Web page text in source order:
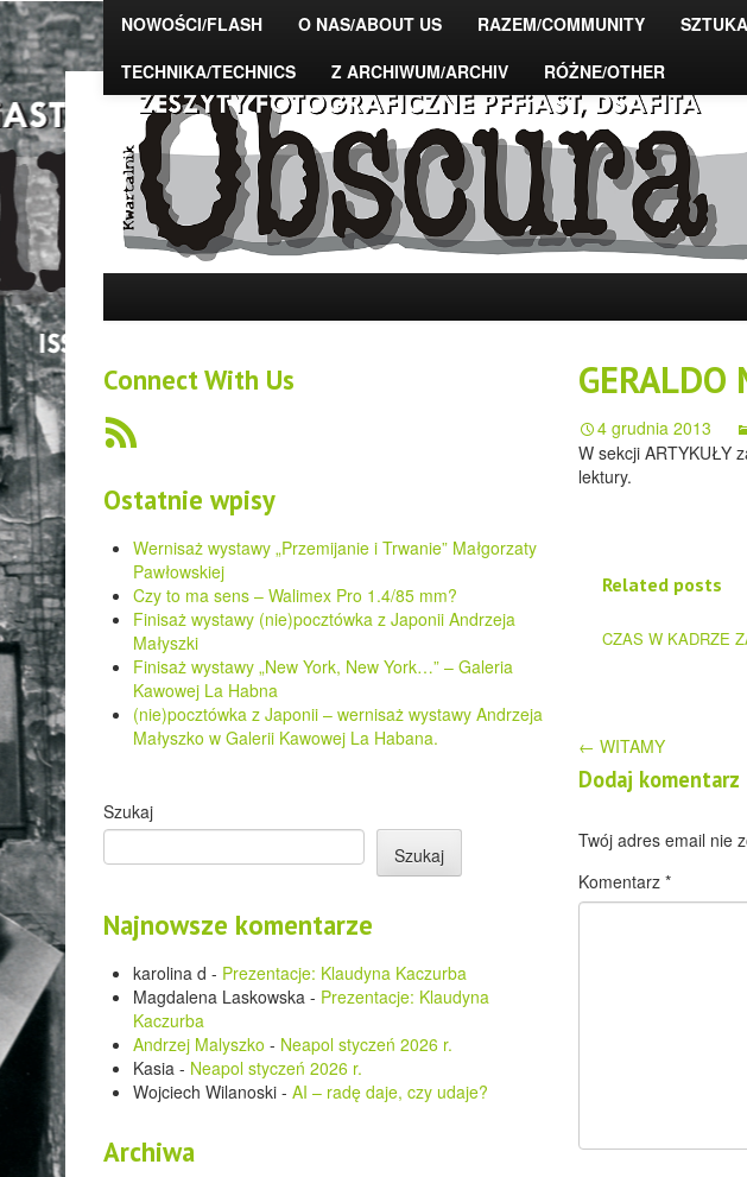
NOWOŚCI/FLASH O NAS/ABOUT US RAZEM/COMMUNITY
TECHNIKA/TECHNICS
Z ARCHIWUM/ARCHIV RÓŻNE/OTHER
Connect With Us
Ostatnie wpisy
Wernisaż wystawy „Przemijanie i Trwanie” Małgorzaty
Pawłowskiej
Czy to ma sens – Walimex Pro 1.4/85 mm?
Finisaż wystawy (nie)pocztówka z Japonii Andrzeja
Małyszki
Finisaż wystawy „New York, New York…” – Galeria
Kawowej La Habna
(nie)pocztówka z Japonii – wernisaż wystawy Andrzeja
Małyszko w Galerii Kawowej La Habana.
Szukaj
Szukaj
Najnowsze komentarze
karolina d - Prezentacje: Klaudyna Kaczurba
Magdalena Laskowska - Prezentacje: Klaudyna
Kaczurba
Andrzej Malyszko - Neapol styczeń 2026 r.
Kasia - Neapol styczeń 2026 r.
Wojciech Wilanoski - AI – radę daje, czy udaje?
Archiwa
4 grudnia 2013
W sekcji ARTYKUŁY
lektury.
Related posts
CZAS W KADRZE
Post
← WITAMY
Dodaj komentarz
Twój adres email nie
Komentarz *